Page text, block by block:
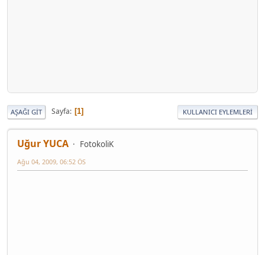
AŞAĞI GIT Sayfa 1 KULLANICI EYLEMLERI
Uğur YUCA FotokoliK
Ağu 04, 2009, 06:52 ÖS